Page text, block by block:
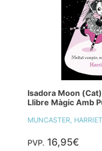
Isadora Moon
Llibre Màgic Amb
MUNCASTER, HARRIET
PVP. 16,95€